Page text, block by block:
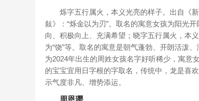
烁字五行属火，本义光亮的样子。出自《新
敍》：“烁金以为刃”。取名的寓意女孩为阳光
向、积极向上、充满希望；晓字五行属火，本
为“饶”等。取名的寓意是朝气蓬勃、开朗活泼
为2024年出生的周姓女孩名字好听稀少，寓意
的宝宝宜用日字根的字取名，传统中，龙是喜
示气度非凡、增势添运。
周恩璎